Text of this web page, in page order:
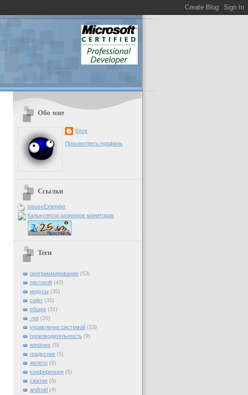
Обо мне
force
Просмотреть профиль
Ссылки
mouseExtender
Калькулятор размеров мониторов
Теги
программирование (53)
microsoft (43)
индусы (35)
софт (35)
общее (31)
.net (26)
управление системой (23)
производительность (9)
windows (5)
градусник (5)
железо (5)
конференции (5)
сжатие (5)
android (4)